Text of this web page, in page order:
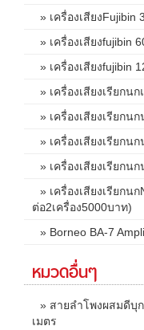
» เครื่องเสียงFujibin
» เครื่องเสียงfujibin
» เครื่องเสียงfujibin
» เครื่องเสียงเรียกน
» เครื่องเสียงเรียกน
» เครื่องเสียงเรียกน
» เครื่องเสียงเรียกน
» เครื่องเสียงเรียกน
ต่อ2เครื่อง5000บาท)
» Borneo BA-7
หมวดอื่นๆ
» สายลำโพงผสมดีบุ
เมตร